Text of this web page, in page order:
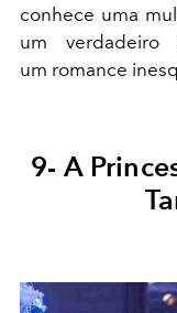
conhece uma
um
um romance
9- A